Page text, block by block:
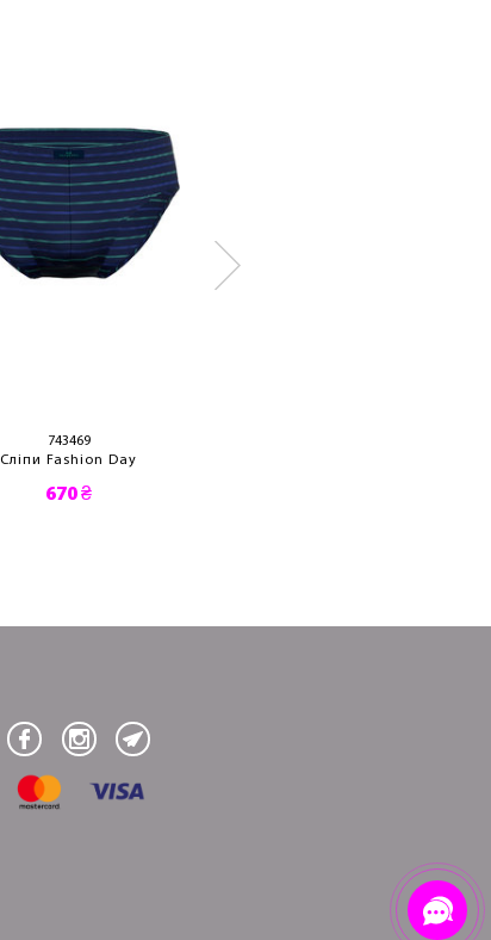
743469
Сліпи Fashion Day
670 ₴